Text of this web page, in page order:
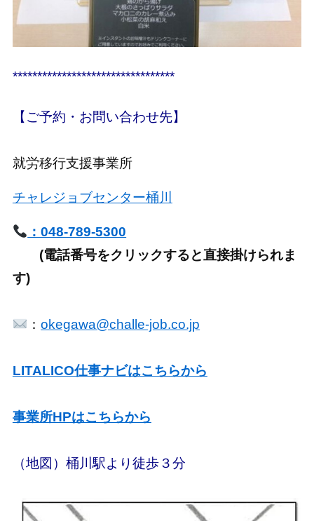
*********************************
【ご予約・お問い合わせ先】
就労移行支援事業所
チャレジョブセンター桶川
：048-789-5300
(電話番号をクリックすると直接掛けられま
す)
：okegawa@challe-job.co.jp
LITALICO仕事ナビはこちらから
事業所HPはこちらから
（地図）桶川駅より徒歩３分